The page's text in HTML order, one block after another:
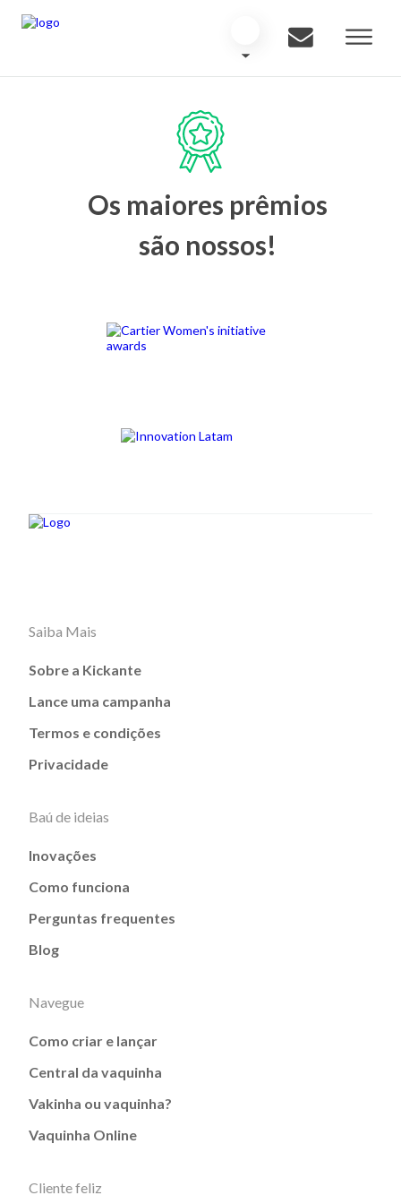
Os maiores prêmios
são nossos!
Saiba Mais
Sobre a Kickante
Lance uma campanha
Termos e condições
Privacidade
Baú de ideias
Inovações
Como funciona
Perguntas frequentes
Blog
Navegue
Como criar e lançar
Central da vaquinha
Vakinha ou vaquinha?
Vaquinha Online
Cliente feliz